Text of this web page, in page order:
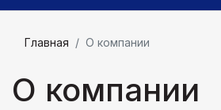
Главная О компании
О компании